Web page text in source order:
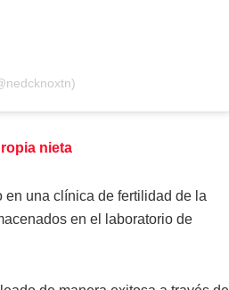
nieta
en una clínica de fertilidad de la
en el laboratorio de